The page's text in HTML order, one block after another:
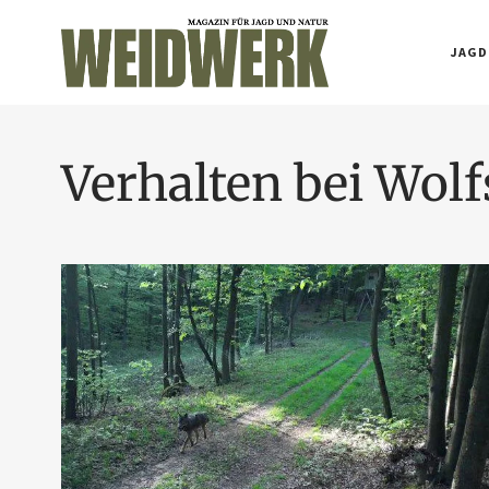
Verhalten bei